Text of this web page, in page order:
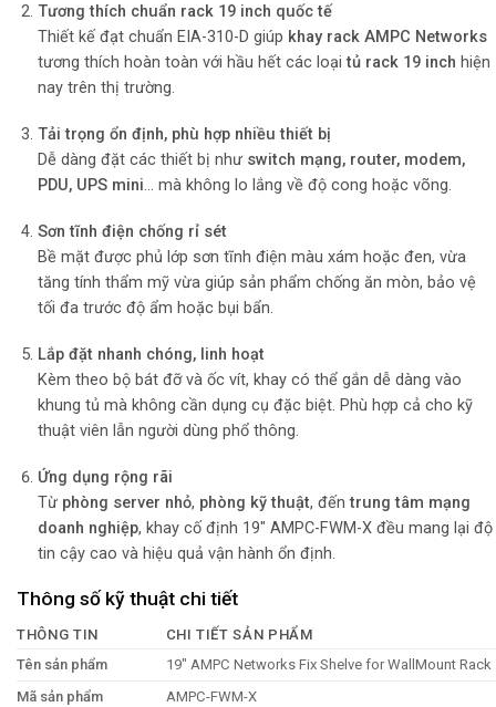
Tương thích chuẩn rack 19 inch quốc tế
Thiết kế đạt chuẩn EIA-310-D giúp khay rack AMPC Networks
tương thích hoàn toàn với hầu hết các loạitủ rack 19 inch hiện
nay trên thị trường.
Tải trọng ổn định, phù hợp nhiều thiết bị
Dễ dàng đặt các thiết bị như switch mạng, router, modem,
PDU, UPS mini… mà không lo lắng về độ cong hoặc võng.
Sơn tĩnh điện chống rỉ sét
Bề mặt được phủ lớp sơn tĩnh điện màu xám hoặc đen, vừa
tăng tính thẩm mỹ vừa giúp sản phẩm chống ăn mòn, bảo vệ
tối đa trước độ ẩm hoặc bụi bẩn.
Lắp đặt nhanh chóng, linh hoạt
Kèm theo bộ bát đỡ và ốc vít, khay có thể gắn dễ dàng vào
khung tủ mà không cần dụng cụ đặc biệt. Phù hợp cả cho kỹ
thuật viên lẫn người dùng phổ thông.
Ứng dụng rộng rãi
Từ phòng server nhỏ, phòng kỹ thuật, đếntrung tâm mạng
doanh nghiệp, khay cố định 19″ AMPC-FWM-X đều mang lại độ
tin cậy cao và hiệu quả vận hành ổn định.
Thông số kỹ thuật chi tiết
THÔNG TIN
CHI TIẾT SẢN PHẨM
Tên sản phẩm
19″ AMPC Networks Fix Shelve for WallMount Rack
Mã sản phẩm
AMPC-FWM-X